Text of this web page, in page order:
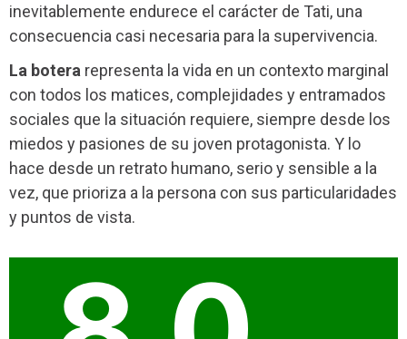
inevitablemente endurece el carácter de Tati, una
consecuencia casi necesaria para la supervivencia.
La botera representa la vida en un contexto marginal
con todos los matices, complejidades y entramados
sociales que la situación requiere, siempre desde los
miedos y pasiones de su joven protagonista. Y lo
hace desde un retrato humano, serio y sensible a la
vez, que prioriza a la persona con sus particularidades
y puntos de vista.